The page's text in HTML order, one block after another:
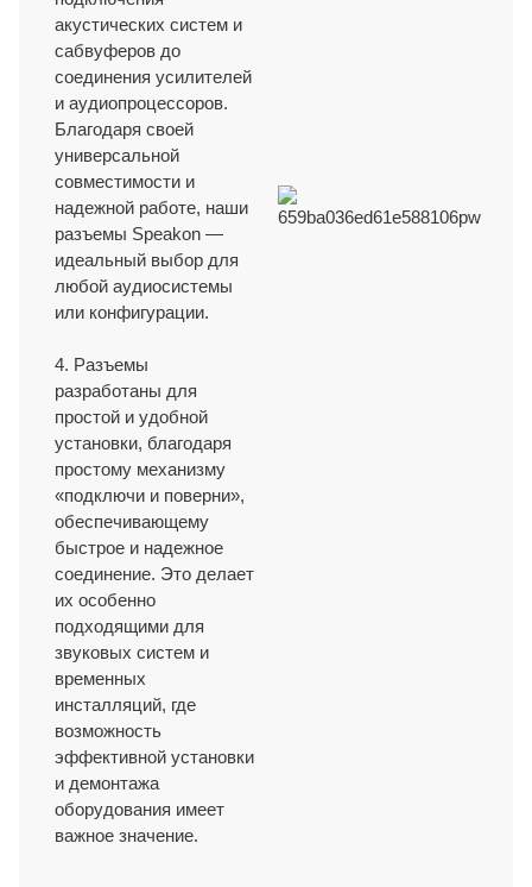
акустических систем и
сабвуферов до
соединения усилителей
и аудиопроцессоров.
Благодаря своей
универсальной
совместимости и
надежной работе, наши
разъемы Speakon —
идеальный выбор для
любой аудиосистемы
или конфигурации.
4. Разъемы
разработаны для
простой и удобной
установки, благодаря
простому механизму
«подключи и поверни»,
обеспечивающему
быстрое и надежное
соединение. Это делает
их особенно
подходящими для
звуковых систем и
временных
инсталляций, где
возможность
эффективной установки
и демонтажа
оборудования имеет
важное значение.